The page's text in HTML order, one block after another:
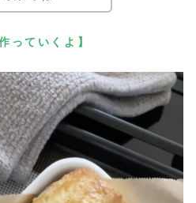
っていくよ】